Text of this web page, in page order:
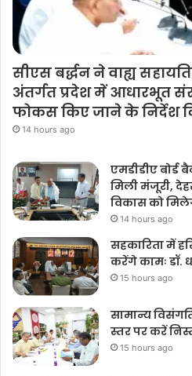
सीएस बर्द्धन ने वाह्य
अंतर्गत प्रदेश में आधारभूत
फोकस किए जाने के निर्देश
14 hours ago
एमडीडीए बोर्ड
मिली मंजूरी,
विकास को
14 hours ago
सहकारिता में
करेंगे कामः डॉ.
15 hours ago
सामान्य
स्तर पर करें
15 hours ago